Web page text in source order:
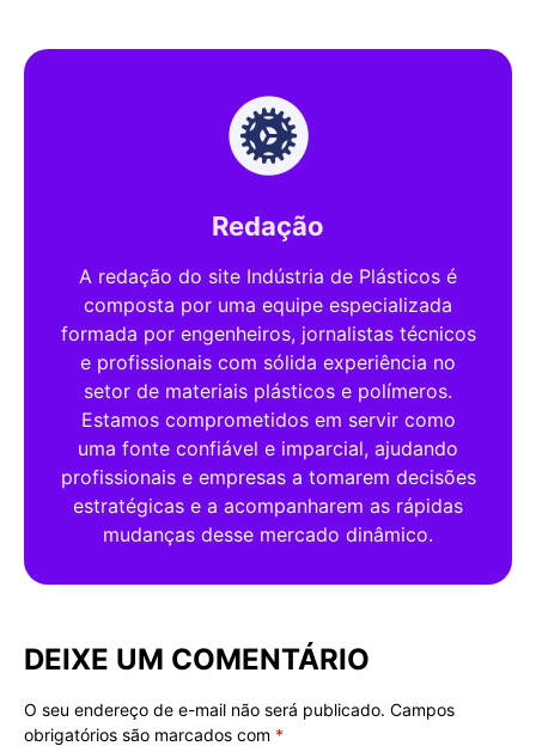
Redação
A redação do site Indústria de Plásticos é
composta por uma equipe especializada
formada por engenheiros, jornalistas técnicos
e profissionais com sólida experiência no
setor de materiais plásticos e polímeros.
Estamos comprometidos em servir como
uma fonte confiável e imparcial, ajudando
profissionais e empresas a tomarem decisões
estratégicas e a acompanharem as rápidas
mudanças desse mercado dinâmico.
DEIXE UM COMENTÁRIO
O seu endereço de e-mail não será publicado. Campos
obrigatórios são marcados com *
Alternative: